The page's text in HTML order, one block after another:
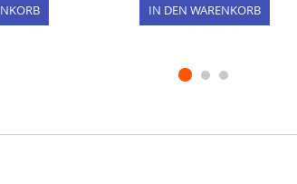
IN DEN WARENKORB